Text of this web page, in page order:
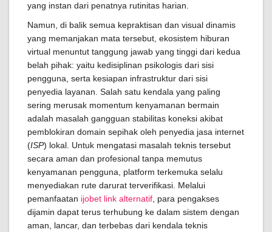
yang instan dari penatnya rutinitas harian.
Namun, di balik semua kepraktisan dan visual dinamis
yang memanjakan mata tersebut, ekosistem hiburan
virtual menuntut tanggung jawab yang tinggi dari kedua
belah pihak: yaitu kedisiplinan psikologis dari sisi
pengguna, serta kesiapan infrastruktur dari sisi
penyedia layanan. Salah satu kendala yang paling
sering merusak momentum kenyamanan bermain
adalah masalah gangguan stabilitas koneksi akibat
pemblokiran domain sepihak oleh penyedia jasa internet
(ISP) lokal. Untuk mengatasi masalah teknis tersebut
secara aman dan profesional tanpa memutus
kenyamanan pengguna, platform terkemuka selalu
menyediakan rute darurat terverifikasi. Melalui
pemanfaatan ijobet link alternatif , para pengakses
dijamin dapat terus terhubung ke dalam sistem dengan
aman, lancar, dan terbebas dari kendala teknis